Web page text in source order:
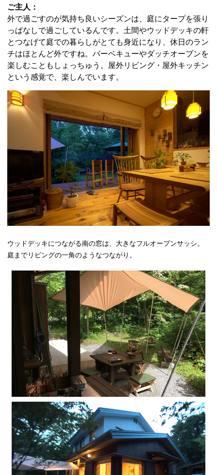
ご主人：
外で過ごすのが気持ち良いシーズンは、庭にタープを張り
っぱなしで過ごしているんです。土間やウッドデッキの軒
とつなげて庭での暮らしがとても身近になり、休日のラン
チはほとんど外ですね。バーベキューやダッチオーブンを
楽しむこともしょっちゅう。屋外リビング・屋外キッチン
という感覚で、楽しんでいます。
ウッドデッキにつながる南の窓は、大きなフルオープンサッシ。
庭までリビングの一角のようなつながり。